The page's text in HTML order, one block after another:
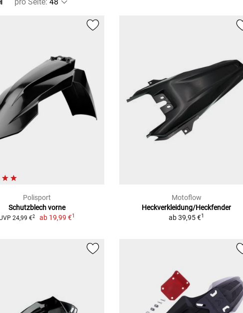
Polisport
Schutzblech vorne
24,99 €2 ab 19,99 €1
Motoflow
Heckverkleidung/Heckfender
ab39,95 €1